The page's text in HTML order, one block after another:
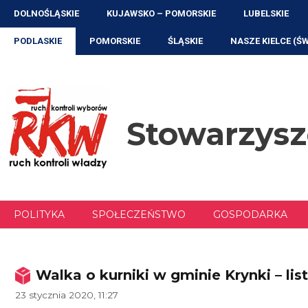
Przejdź
treści
DOLNOŚLĄSKIE KUJAWSKO – POMORSKIE LUBELSKIE
PODLASKIE POMORSKIE ŚLĄSKIE NASZE KIELCE
POLITYKA SPOŁECZEŃSTWO GOSPODARKA
Walka o kurniki w gminie Krynki –
23 stycznia 2020, 11:27